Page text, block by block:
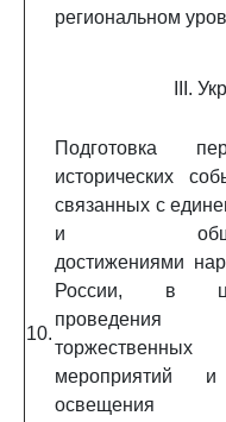
региональном
III.
10.
Подготовка
исторических
связанных с
и
достижениями
России, в
проведения
торжественных
мероприятий